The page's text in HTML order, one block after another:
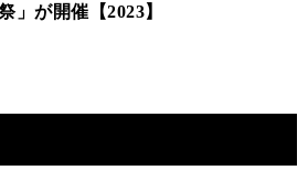
」が開催【2023】